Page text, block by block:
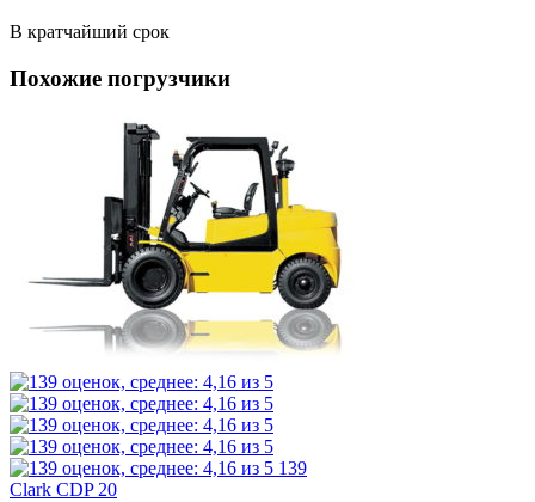
В кратчайший срок
Похожие погрузчики
139
Clark CDP 20